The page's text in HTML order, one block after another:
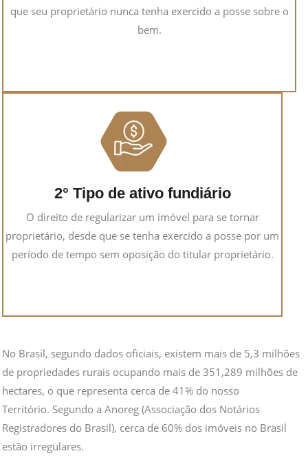
que seu proprietário nunca tenha exercido a posse sobre o
bem.
2° Tipo de ativo fundiário
O direito de regularizar um imóvel para se tornar
proprietário, desde que se tenha exercido a posse por um
período de tempo sem oposição do titular proprietário.
No Brasil, segundo dados oficiais, existem mais de 5,3 milhões
de propriedades rurais ocupando mais de 351,289 milhões de
hectares, o que representa cerca de 41% do nosso
Território. Segundo a Anoreg (Associação dos Notários
Registradores do Brasil), cerca de 60% dos imóveis no Brasil
estão irregulares.